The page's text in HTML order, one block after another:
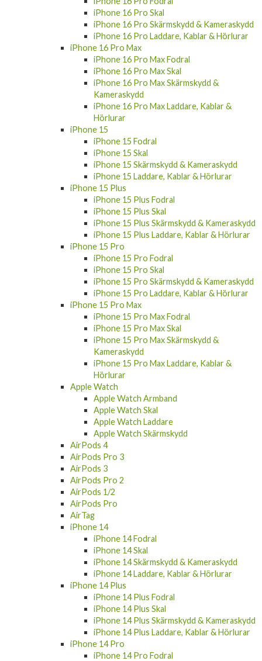
iPhone 16 Pro Skal
iPhone 16 Pro Skärmskydd & Kameraskydd
iPhone 16 Pro Laddare, Kablar & Hörlurar
iPhone 16 Pro Max
iPhone 16 Pro Max Fodral
iPhone 16 Pro Max Skal
iPhone 16 Pro Max Skärmskydd &
Kameraskydd
iPhone 16 Pro Max Laddare, Kablar &
Hörlurar
iPhone 15
iPhone 15 Fodral
iPhone 15 Skal
iPhone 15 Skärmskydd & Kameraskydd
iPhone 15 Laddare, Kablar & Hörlurar
iPhone 15 Plus
iPhone 15 Plus Fodral
iPhone 15 Plus Skal
iPhone 15 Plus Skärmskydd & Kameraskydd
iPhone 15 Plus Laddare, Kablar & Hörlurar
iPhone 15 Pro
iPhone 15 Pro Fodral
iPhone 15 Pro Skal
iPhone 15 Pro Skärmskydd & Kameraskydd
iPhone 15 Pro Laddare, Kablar & Hörlurar
iPhone 15 Pro Max
iPhone 15 Pro Max Fodral
iPhone 15 Pro Max Skal
iPhone 15 Pro Max Skärmskydd &
Kameraskydd
iPhone 15 Pro Max Laddare, Kablar &
Hörlurar
Apple Watch
Apple Watch Armband
Apple Watch Skal
Apple Watch Laddare
Apple Watch Skärmskydd
AirPods 4
AirPods Pro 3
AirPods 3
AirPods Pro 2
AirPods 1/2
AirPods Pro
AirTag
iPhone 14
iPhone 14 Fodral
iPhone 14 Skal
iPhone 14 Skärmskydd & Kameraskydd
iPhone 14 Laddare, Kablar & Hörlurar
iPhone 14 Plus
iPhone 14 Plus Fodral
iPhone 14 Plus Skal
iPhone 14 Plus Skärmskydd & Kameraskydd
iPhone 14 Plus Laddare, Kablar & Hörlurar
iPhone 14 Pro
iPhone 14 Pro Fodral